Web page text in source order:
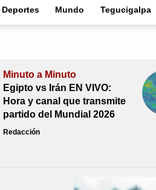
Deportes Mundo Tegucigalpa
Minuto a Minuto
Egipto vs Irán EN VIVO:
Hora y canal que transmite
partido del Mundial 2026
Redacción